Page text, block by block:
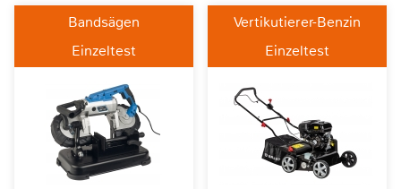
Bandsägen
Einzeltest
Vertikutierer-Benzin
Einzeltest